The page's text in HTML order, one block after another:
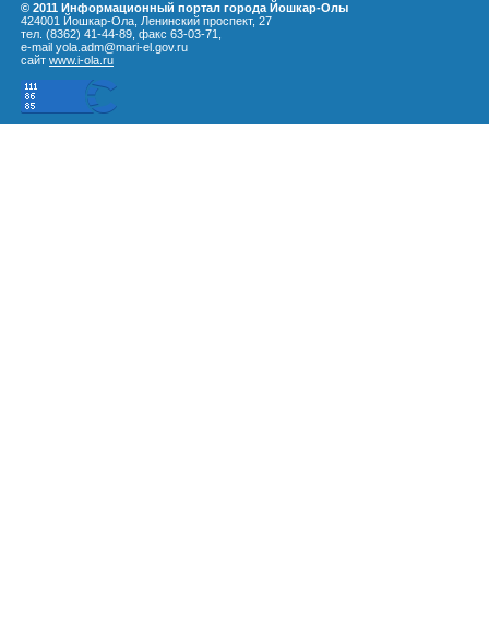
© 2011 Информационный портал города Йошкар-Олы
424001 Йошкар-Ола, Ленинский проспект, 27
тел. (8362) 41-44-89, факс 63-03-71,
e-mail yola.adm@mari-el.gov.ru
сайт www.i-ola.ru